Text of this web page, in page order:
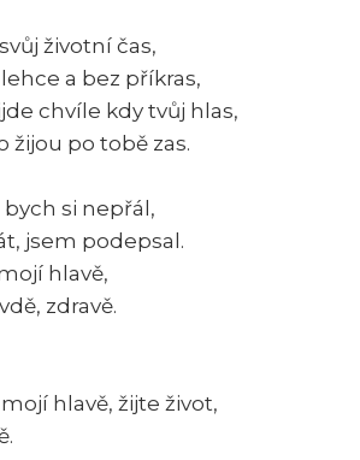
životní čas,
a bez příkras,
chvíle kdy tvůj hlas,
žijou po tobě zas.
si nepřál,
jsem podepsal.
hlavě,
zdravě.
hlavě, žijte život,